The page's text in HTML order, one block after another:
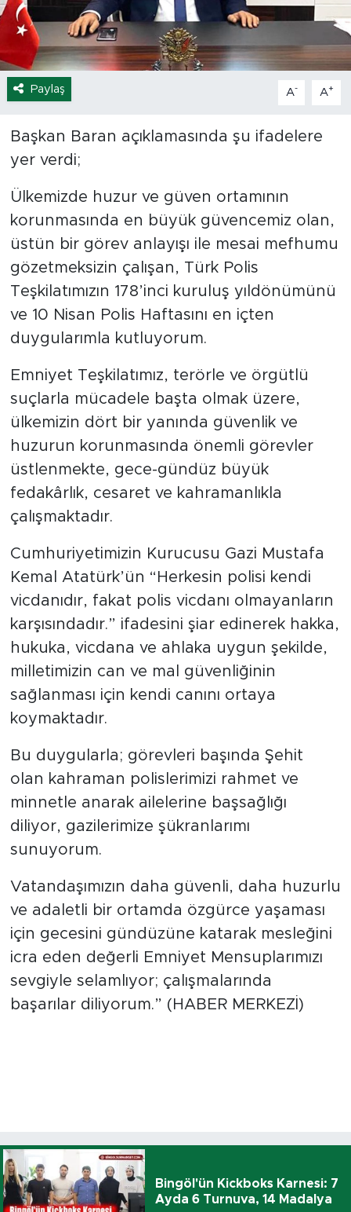
Paylaş A- A+
Başkan Baran açıklamasında şu ifadelere
yer verdi;
Ülkemizde huzur ve güven ortamının
korunmasında en büyük güvencemiz olan,
üstün bir görev anlayışı ile mesai mefhumu
gözetmeksizin çalışan, Türk Polis
Teşkilatımızın 178’inci kuruluş yıldönümünü
ve 10 Nisan Polis Haftasını en içten
duygularımla kutluyorum.
Emniyet Teşkilatımız, terörle ve örgütlü
suçlarla mücadele başta olmak üzere,
ülkemizin dört bir yanında güvenlik ve
huzurun korunmasında önemli görevler
üstlenmekte, gece-gündüz büyük
fedakârlık, cesaret ve kahramanlıkla
çalışmaktadır.
Cumhuriyetimizin Kurucusu Gazi Mustafa
Kemal Atatürk’ün “Herkesin polisi kendi
vicdanıdır, fakat polis vicdanı olmayanların
karşısındadır.” ifadesini şiar edinerek hakka,
hukuka, vicdana ve ahlaka uygun şekilde,
milletimizin can ve mal güvenliğinin
sağlanması için kendi canını ortaya
koymaktadır.
Bu duygularla; görevleri başında Şehit
olan kahraman polislerimizi rahmet ve
minnetle anarak ailelerine başsağlığı
diliyor, gazilerimize şükranlarımı
sunuyorum.
Vatandaşımızın daha güvenli, daha huzurlu
ve adaletli bir ortamda özgürce yaşaması
için gecesini gündüzüne katarak mesleğini
icra eden değerli Emniyet Mensuplarımızı
sevgiyle selamlıyor; çalışmalarında
başarılar diliyorum.” (HABER MERKEZİ)
Bingöl'ün Kickboks Karnesi: 7
Ayda 6 Turnuva, 14 Madalya
Hava Durumu
Tavz Der